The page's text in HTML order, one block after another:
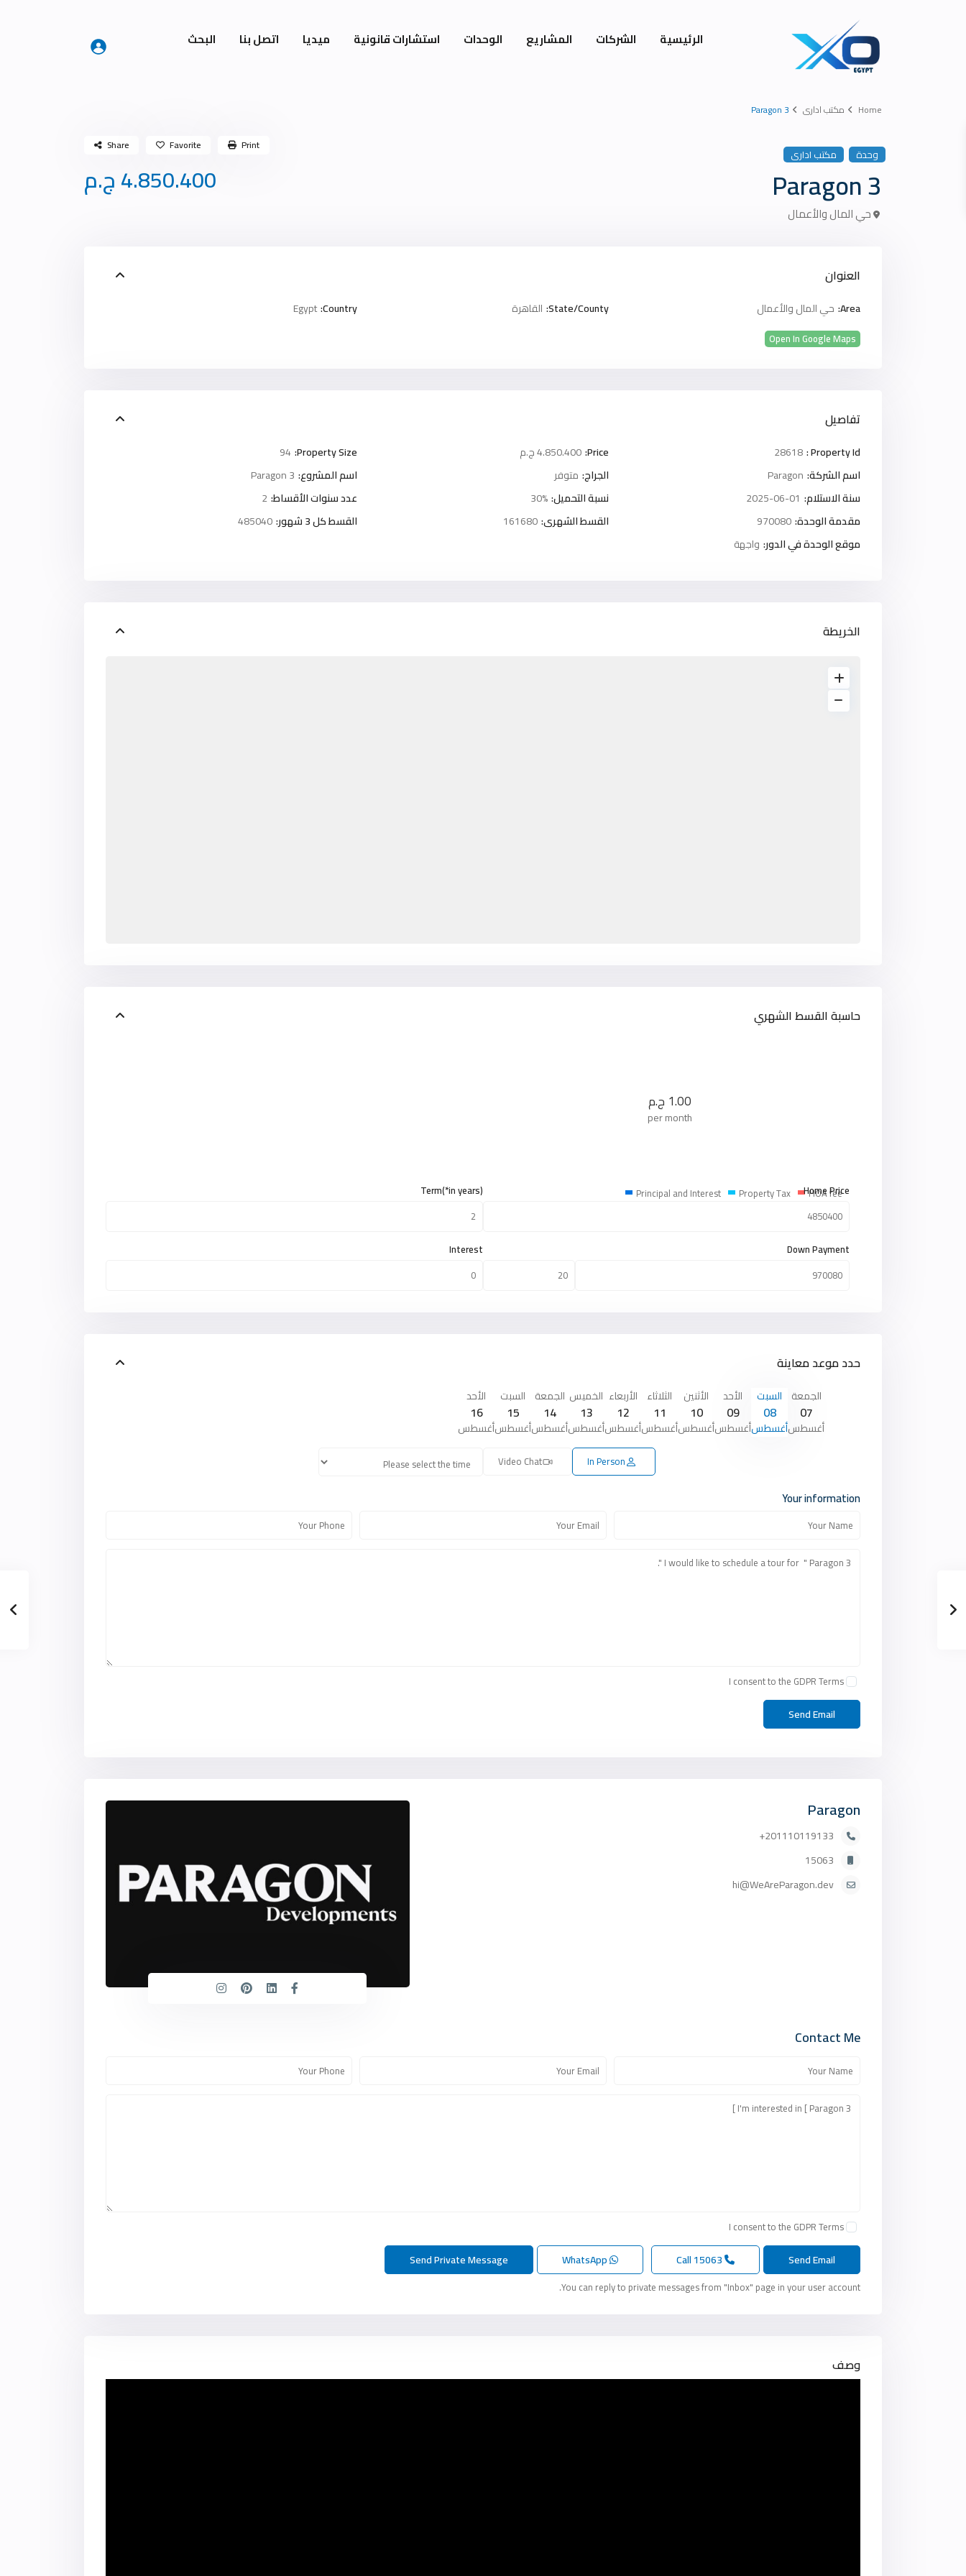
الرئيسية الشركات المشاريع الوحدات استشارات قانونية ميديا اتصل بنا البحث
Home مكتب ادارى Paragon 3
وحدة مكتب ادارى
Paragon 3 4.850.400 ج.م
حي المال والأعمال
Share Favorite Print
وصف
العنوان
Area: حي المال والأعمال State/County: القاهرة Country:
Egypt
Open In Google Maps
تفاصيل
Property Id :
28618
Price: 4.850.400 ج.م Property Size:
94
اسم الشركة: Paragon الجراج: متوفر اسم المشروع: Paragon 3
سنة الاستلام: 2025-06-01 نسبة التحميل:30% عدد سنوات الأقساط:2
مقدمة الوحدة:970080 القسط الشهرى:161680 القسط كل 3 شهور:
485040
موقع الوحدة في الدور: واجهة
الخريطة
حاسبة القسط الشهري
1.00 ج.م
per month
Principal and Interest Property Tax HOA fee
Home Price
Down Payment
Term(*in years)
Interest
حدد موعد معاينة
الجمعة
07
أغسطس
السبت
08
أغسطس
الأحد
09
أغسطس
الأثنين
10
أغسطس
الثلاثاء
11
أغسطس
الأربعاء
12
أغسطس
الخميس
13
أغسطس
الجمعة
14
أغسطس
السبت
15
أغسطس
الأحد
16
أغسطس
In Person
Video Chat
Your information
I consent to the GDPR Terms
Paragon
201110119133+
15063
hi@WeAreParagon.dev
Contact Me
I consent to the GDPR Terms
15063
WhatsApp
You can reply to private messages from "Inbox" page in your user account.